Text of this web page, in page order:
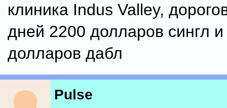
клиника Indus Valley,
дней 2200 долларов сингл
долларов дабл
Pulse